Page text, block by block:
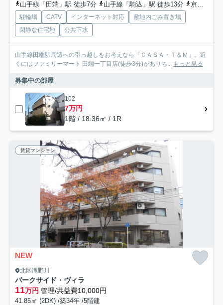
山手線「田端」駅 徒歩7分
山手線「駒込」駅 徒歩13分 京浜東北線「西日暮里」駅 徒歩13分
駐輪場 CATV インターネット対応
敷地内ごみ置き場
閑静な住宅地
公共下水
山手線田端駅周辺への引っ越しをお考えなら「ＣＡＳＡ・Ｔ＆Ｍ」。近
くにはファミリーマート 田端一丁目店(徒歩3分)がありち... もっと見る
募集中の部屋
102
7万円
1階 / 18.36㎡ / 1R
賃貸マンション
NEW
北区滝野川
パークサイド・ヴィラ
11万円 管理/共益費10,000円
41.85㎡ (2DK) /築34年 /5階建